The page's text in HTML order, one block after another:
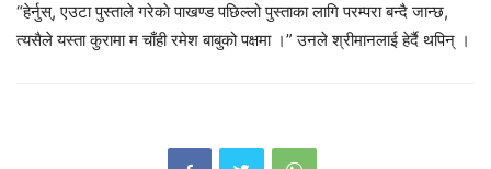
“हेर्नुस्, एउटा पुस्ताले गरेकाे पाखण्ड पछिल्लो पुस्ताका लागि परम्परा बन्दै जान्छ,
त्यसैले यस्ता कुरामा म चाँही रमेश बाबुको पक्षमा ।” उनले श्रीमानलाई हेर्दै थपिन् ।